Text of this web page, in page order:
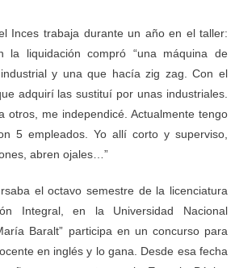
Inces trabaja durante un año en el taller:
la liquidación compró “una máquina de
y una que hacía zig zag. Con el
adquirí las sustituí por unas industriales.
otros, me independicé. Actualmente tengo
5 empleados. Yo allí corto y superviso,
abren ojales…”
el octavo semestre de la licenciatura
Integral, en la Universidad Nacional
Baralt” participa en un concurso para
en inglés y lo gana. Desde esa fecha